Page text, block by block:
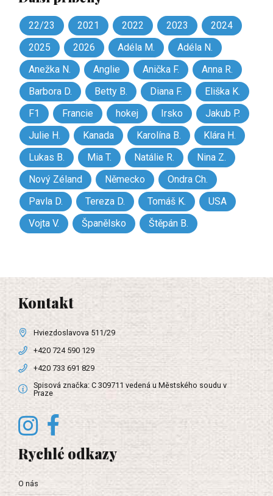
22/23 2021 2022 2023
2024
2025
2026 Adéla M.
Adéla N.
Anežka N.
Anglie Anička F.
Anna R.
Barbora D.
Betty B. Diana F.
Eliška K.
F1
Francie hokej Irsko
Jakub P.
Julie H.
Kanada Karolína B.
Klára H.
Lukas B.
Mia T. Natálie R.
Nina Z.
Nový Zéland
Německo
Ondra Ch.
Pavla D.
Tereza D. Tomáš K.
USA
Vojta V.
Španělsko Štěpán B.
Kontakt
Hviezdoslavova 511/29
+420 724 590 129
+420 733 691 829
Spisová značka: C 309711 vedená u Městského soudu v
Praze
Rychlé odkazy
O nás